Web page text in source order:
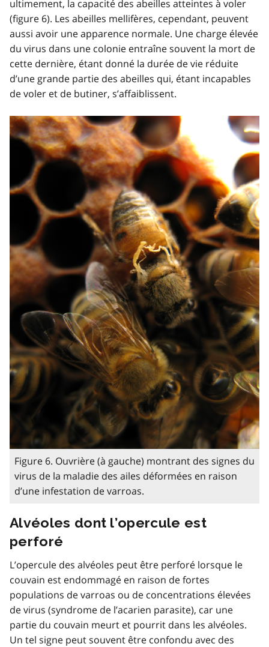
ultimement, la capacité des abeilles atteintes à voler
(figure 6). Les abeilles mellifères, cependant, peuvent
aussi avoir une apparence normale. Une charge élevée
du virus dans une colonie entraîne souvent la mort de
cette dernière, étant donné la durée de vie réduite
d’une grande partie des abeilles qui, étant incapables
de voler et de butiner, s’affaiblissent.
Figure 6. Ouvrière (à gauche) montrant des signes du
virus de la maladie des ailes déformées en raison
d’une infestation de varroas.
Alvéoles dont l’opercule est
perforé
L’opercule des alvéoles peut être perforé lorsque le
couvain est endommagé en raison de fortes
populations de varroas ou de concentrations élevées
de virus (syndrome de l’acarien parasite), car une
partie du couvain meurt et pourrit dans les alvéoles.
Un tel signe peut souvent être confondu avec des